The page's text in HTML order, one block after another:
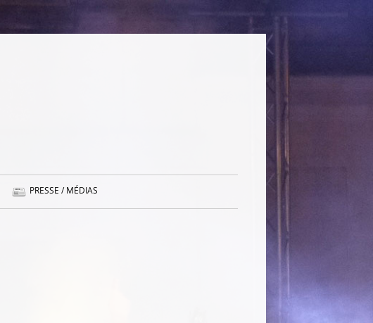
PRESSE / MÉDIAS